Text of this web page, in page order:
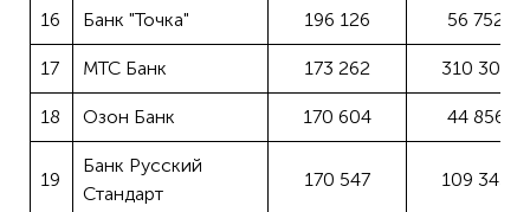
16 Банк "Точка" 196 126 56 752
17 МТС Банк 173 262 310 305
18 Озон Банк 170 604 44 856
19
Банк Русский
Стандарт
170 547 109 345